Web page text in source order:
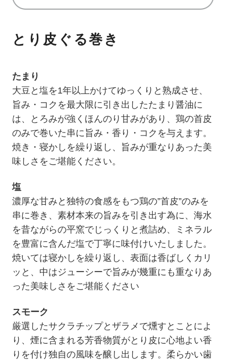
とり皮ぐる巻き
たまり
大豆と塩を1年以上かけてゆっくりと熟成させ、
旨み・コクを最大限に引き出したたまり醤油に
は、とろみが強くほんのり甘みがあり、鶏の首皮
のみで巻いた串に旨み・香り・コクを与えます。
焼き・寝かしを繰り返し、旨みが重なりあった美
味しさをご堪能ください。
塩
濃厚な甘みと独特の食感をもつ鶏の”首皮”のみを
串に巻き、素材本来の旨みを引き出す為に、海水
を昔ながらの平窯でじっくりと煮詰め、ミネラル
を豊富に含んだ塩で丁寧に味付けいたしました。
焼いては寝かしを繰り返し、表面は香ばしくカリ
ッと、中はジューシーで旨みが幾重にも重なりあ
った美味しさをご堪能ください
スモーク
厳選したサクラチップとザラメで燻すとことによ
り、煙に含まれる芳香物質がとり皮に心地よい香
りを付け独自の風味を醸し出します。柔らかい歯